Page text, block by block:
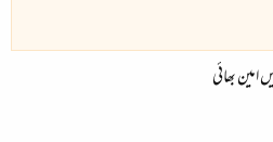
امین بھائی